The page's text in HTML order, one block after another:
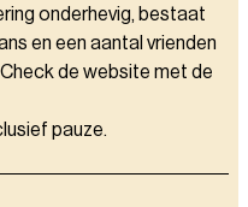
onderhevig, bestaat
en een aantal vrienden
de website met de
pauze.